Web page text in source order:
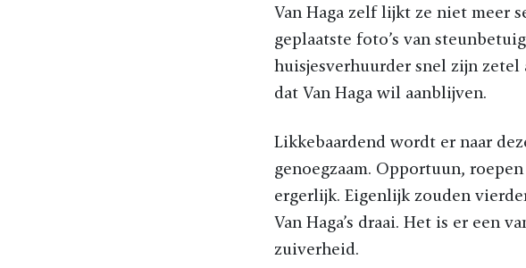
Van Haga zelf lijkt ze niet meer
geplaatste foto’s van
huisjesverhuurder snel zijn
dat Van Haga wil aanblijven.
Likkebaardend wordt er naar
genoegzaam. Opportuun,
ergerlijk. Eigenlijk zouden
Van Haga’s draai. Het is er een
zuiverheid.